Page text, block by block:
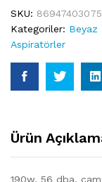
SKU:
Kategoriler: Beyaz
Aspiratörler
Ürün
190w, 56 dba,